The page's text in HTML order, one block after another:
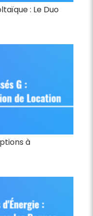
: Le Duo
à